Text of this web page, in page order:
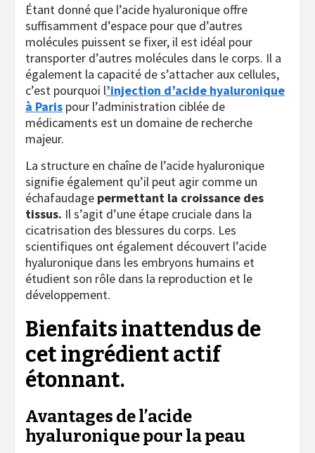
Étant donné que l’acide hyaluronique offre
suffisamment d’espace pour que d’autres
molécules puissent se fixer, il est idéal pour
transporter d’autres molécules dans le corps. Il a
également la capacité de s’attacher aux cellules,
c’est pourquoi l’injection d’acide hyaluronique
à Paris pour l’administration ciblée de
médicaments est un domaine de recherche
majeur.
La structure en chaîne de l’acide hyaluronique
signifie également qu’il peut agir comme un
échafaudage permettant la croissance des
tissus. Il s’agit d’une étape cruciale dans la
cicatrisation des blessures du corps. Les
scientifiques ont également découvert l’acide
hyaluronique dans les embryons humains et
étudient son rôle dans la reproduction et le
développement.
Bienfaits inattendus de
cet ingrédient actif
étonnant.
Avantages de l’acide
hyaluronique pour la peau